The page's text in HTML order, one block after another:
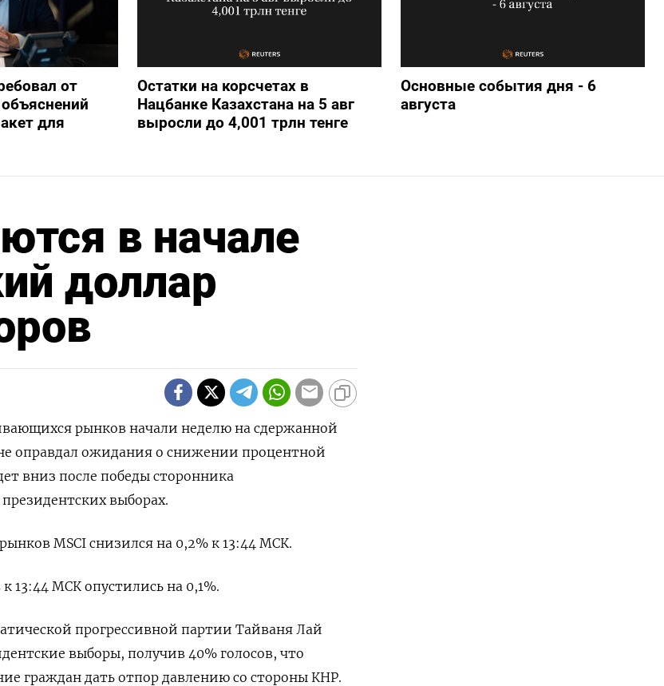
от
для
Остатки на корсчетах в
Нацбанке Казахстана на 5 авг
выросли до 4,001 трлн тенге
Основные события дня - 6
августа
в начале
доллар
рынков начали неделю на сдержанной
оправдал ожидания о снижении процентной
вниз после победы сторонника
выборах.
MSCI снизился на 0,2% к 13:44 МСК.
13:44 МСК опустились на 0,1%.
прогрессивной партии Тайваня Лай
выборы, получив 40% голосов, что
граждан дать отпор давлению со стороны КНР.